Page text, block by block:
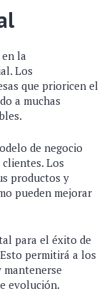
la
Los
que prioricen el
a muchas
de negocio
Los
productos y
pueden mejorar
para el éxito de
permitirá a los
mantenerse
evolución.